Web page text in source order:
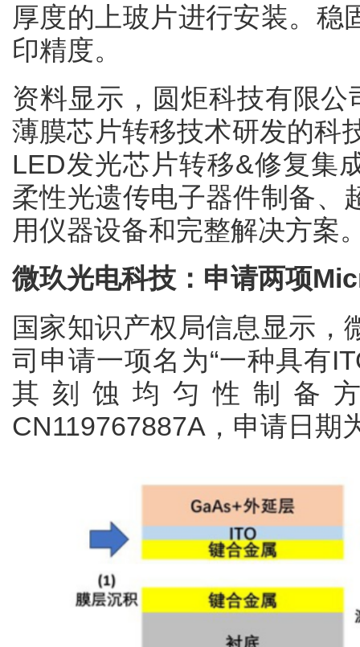
厚度的上玻片进行安装。稳
印精度。
资料显示，圆炬科技有限
薄膜芯片转移技术研发的科
LED发光芯片转移&修复集
柔性光遗传电子器件制备、
用仪器设备和完整解决方案
微玖光电科技：申请两项
国家知识产权局信息显示，
司申请一项名为“一种具有
其刻蚀均匀性制备
CN119767887A，申请日期